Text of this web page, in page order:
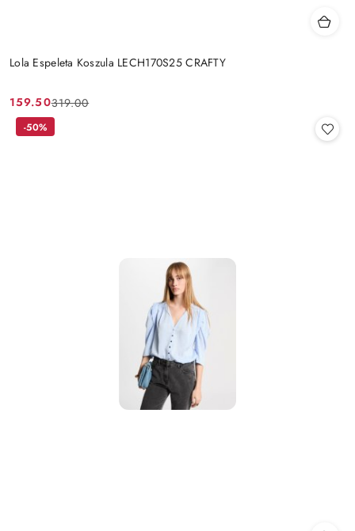
Lola Espeleta Koszula LECH170S25 CRAFTY
Cena
promocyjna:
159.50
Cena
przed
319.00
-50%